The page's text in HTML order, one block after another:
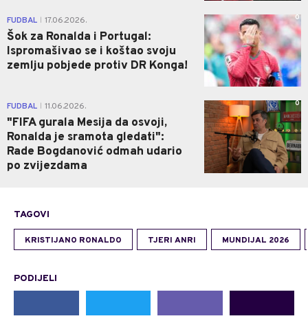
FUDBAL 17.06.2026.
Šok za Ronalda i Portugal:
Ispromašivao se i koštao svoju
zemlju pobjede protiv DR Konga!
0
FUDBAL 11.06.2026.
"FIFA gurala Mesija da osvoji,
Ronalda je sramota gledati":
Rade Bogdanović odmah udario
po zvijezdama
0
TAGOVI
KRISTIJANO RONALDO TJERI ANRI MUNDIJAL 2026
PODIJELI